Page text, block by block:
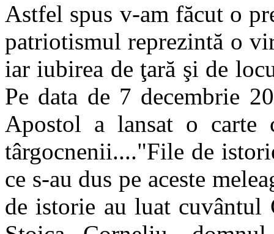
Astfel spus v-am făcut o
patriotismul reprezintă o
iar iubirea de ţară şi de
Pe data de 7 decembrie
Apostol a lansat o
târgocnenii...."File de
ce s-au dus pe aceste
de istorie au luat cuvântul